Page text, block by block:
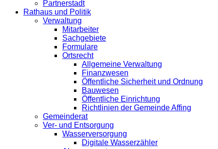
Partnerstadt
Rathaus und Politik
Verwaltung
Mitarbeiter
Sachgebiete
Formulare
Ortsrecht
Allgemeine Verwaltung
Finanzwesen
Öffentliche Sicherheit und Ordnung
Bauwesen
Öffentliche Einrichtung
Richtlinien der Gemeinde Affing
Gemeinderat
Ver- und Entsorgung
Wasserversorgung
Digitale Wasserzähler